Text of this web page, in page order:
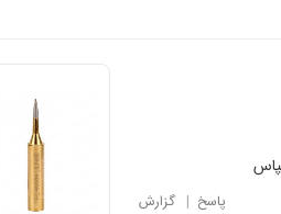
پاسخ | گزارش